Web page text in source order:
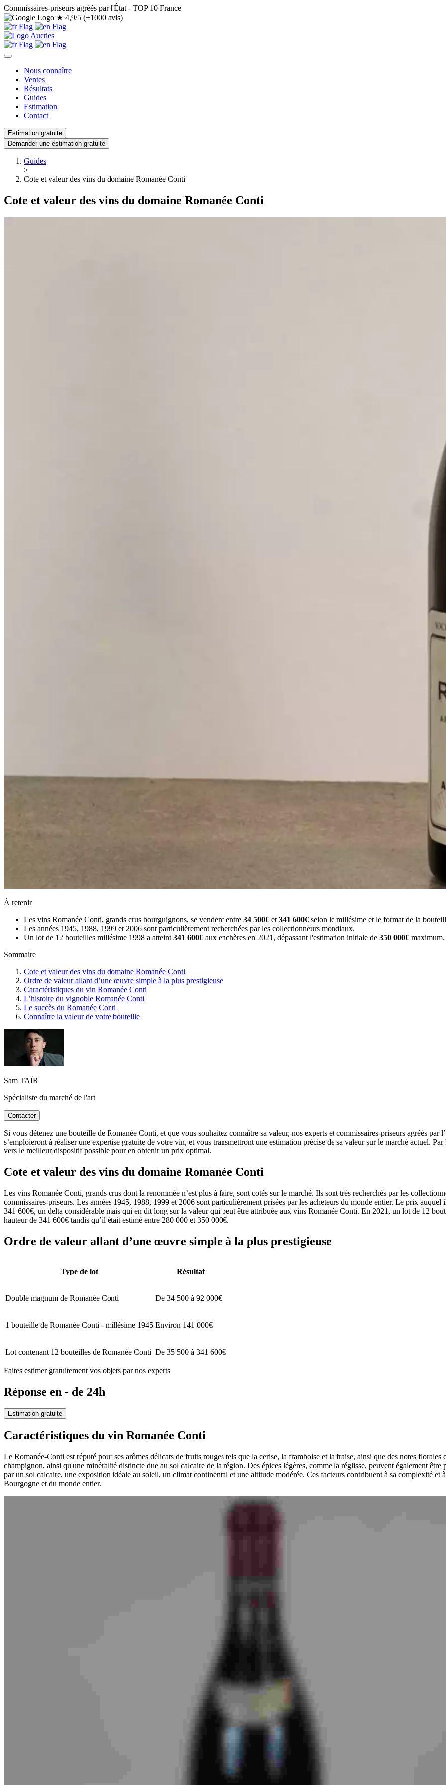
Commissaires-priseurs agréés par l'État - TOP 10 France
★ 4,9/5 (+1000 avis)
Nous connaître
Ventes
Résultats
Guides
Estimation
Contact
Estimation gratuite
Demander une estimation gratuite
Guides
>
Cote et valeur des vins du domaine Romanée Conti
Cote et valeur des vins du domaine Romanée Conti
À retenir
Les vins Romanée Conti, grands crus bourguignons, se vendent entre 34 500€ et 341 600€ selon le millésime et le format de la
Les années 1945, 1988, 1999 et 2006 sont particulièrement recherchées par les collectionneurs mondiaux.
Un lot de 12 bouteilles millésime 1998 a atteint 341 600€ aux enchères en 2021, dépassant l'estimation initiale de 350 000€ maximum.
Sommaire
Cote et valeur des vins du domaine Romanée Conti
Ordre de valeur allant d’une œuvre simple à la plus prestigieuse
Caractéristiques du vin Romanée Conti
L’histoire du vignoble Romanée Conti
Le succès du Romanée Conti
Connaître la valeur de votre bouteille
Sam TAÏR
Spécialiste du marché de l'art
Contacter
Si vous détenez une bouteille de Romanée Conti, et que vous souhaitez connaître sa valeur, nos experts et commissaires-priseurs agréés
s’emploieront à réaliser une expertise gratuite de votre vin, et vous transmettront une estimation précise de sa valeur sur le marché actuel.
vers le meilleur dispositif possible pour en obtenir un prix optimal.
Cote et valeur des vins du domaine Romanée Conti
Les vins Romanée Conti, grands crus dont la renommée n’est plus à faire, sont cotés sur le marché. Ils sont très recherchés par les
commissaires-priseurs. Les années 1945, 1988, 1999 et 2006 sont particulièrement prisées par les acheteurs du monde entier. Le prix auquel
341 600€, un delta considérable mais qui en dit long sur la valeur qui peut être attribuée aux vins Romanée Conti. En 2021, un lot de 12
hauteur de 341 600€ tandis qu’il était estimé entre 280 000 et 350 000€.
Ordre de valeur allant d’une œuvre simple à la plus prestigieuse
Type de lot Résultat
Double magnum de Romanée Conti De 34 500 à 92 000€
1 bouteille de Romanée Conti - millésime 1945 Environ 141 000€
Lot contenant 12 bouteilles de Romanée Conti De 35 500 à 341 600€
Faites estimer gratuitement vos objets par nos experts
Réponse en - de 24h
Estimation gratuite
Caractéristiques du vin Romanée Conti
Le Romanée-Conti est réputé pour ses arômes délicats de fruits rouges tels que la cerise, la framboise et la fraise, ainsi que des notes
champignon, ainsi qu'une minéralité distincte due au sol calcaire de la région. Des épices légères, comme la réglisse, peuvent également
par un sol calcaire, une exposition idéale au soleil, un climat continental et une altitude modérée. Ces facteurs contribuent à sa complexité et
Bourgogne et du monde entier.